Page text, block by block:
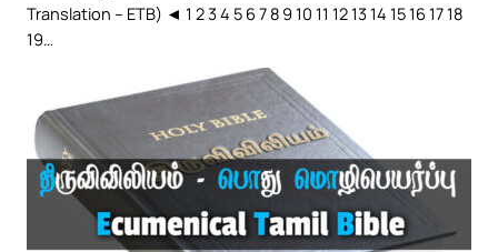
Translation – ETB) ◄ 1 2 3 4 5 6 7 8 9 10 11 12 13 14 15 16 17 18
19…